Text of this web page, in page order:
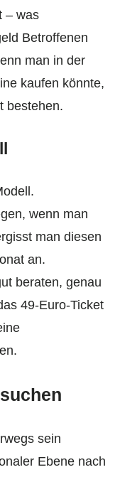
– was
Betroffenen
man in der
kaufen könnte,
bestehen.
wenn man
man diesen
an.
beraten, genau
49-Euro-Ticket
sein
Ebene nach